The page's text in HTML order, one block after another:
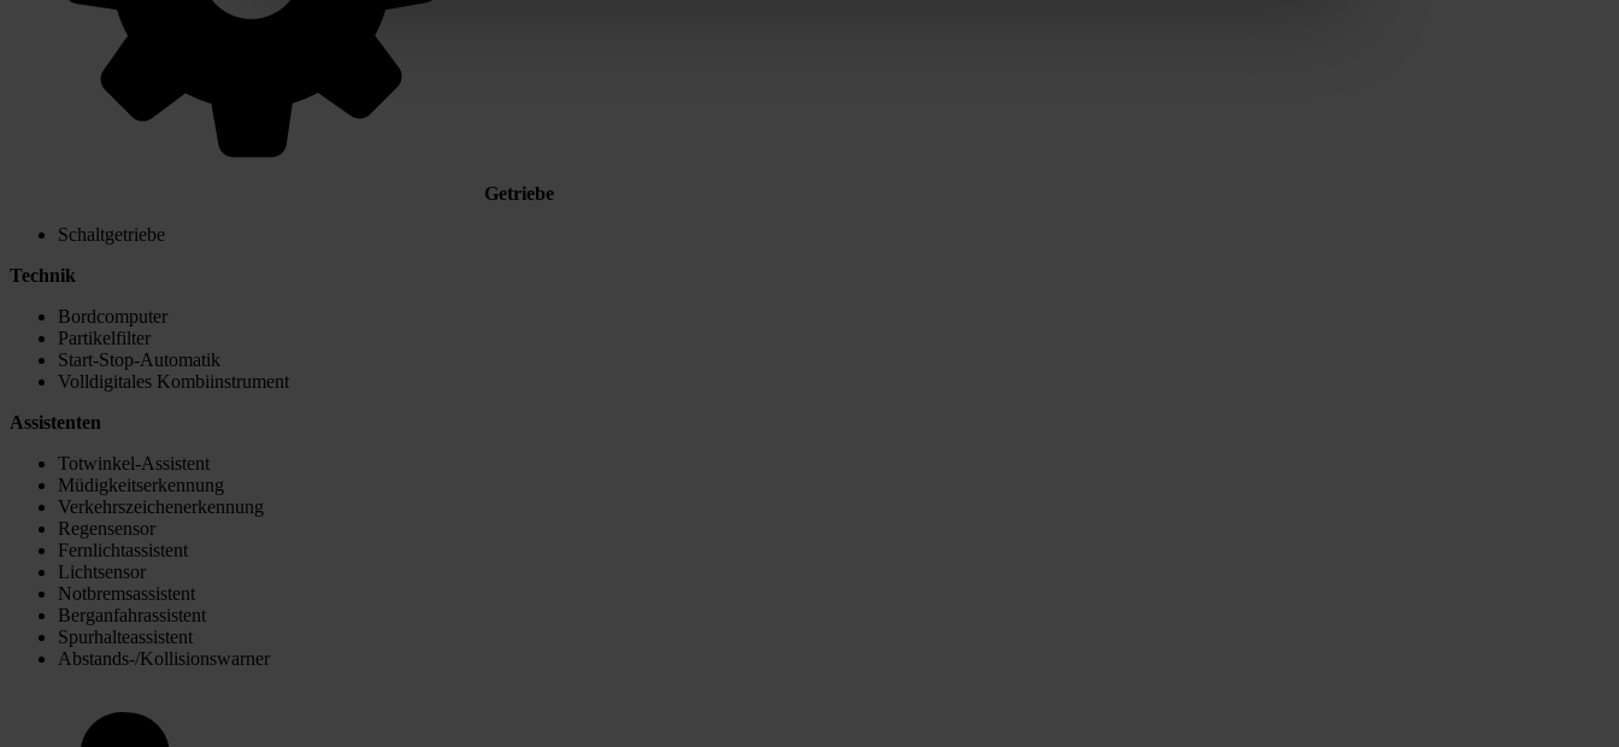
Getriebe
Schaltgetriebe
Technik
Bordcomputer
Partikelfilter
Start-Stop-Automatik
Volldigitales Kombiinstrument
Assistenten
Totwinkel-Assistent
Müdigkeitserkennung
Verkehrszeichenerkennung
Regensensor
Fernlichtassistent
Lichtsensor
Notbremsassistent
Berganfahrassistent
Spurhalteassistent
Abstands-/Kollisionswarner